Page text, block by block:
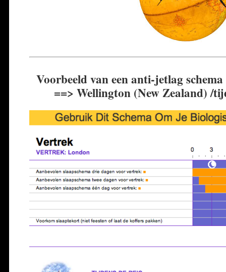
Voorbeeld van een anti-jetlag
==> Wellington (New Zealand) /